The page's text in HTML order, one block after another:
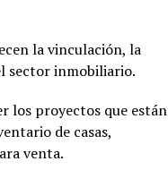
la vinculación, la
sector inmobiliario.
los proyectos que están
de casas,
venta.